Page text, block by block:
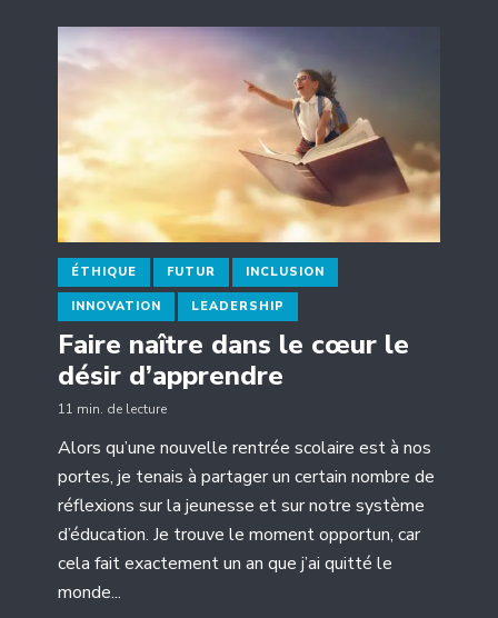
ÉTHIQUE FUTUR INCLUSION
INNOVATION LEADERSHIP
Faire naître dans le cœur le
désir d’apprendre
11 min. de lecture
Alors qu’une nouvelle rentrée scolaire est à nos
portes, je tenais à partager un certain nombre de
réflexions sur la jeunesse et sur notre système
d’éducation. Je trouve le moment opportun, car
cela fait exactement un an que j’ai quitté le
monde...